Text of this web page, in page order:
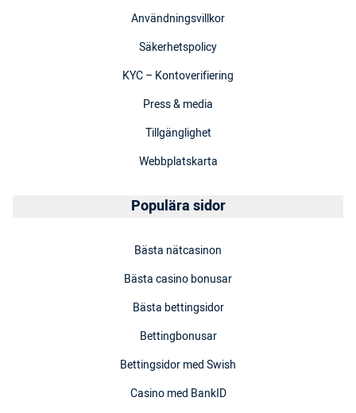
Användningsvillkor
Säkerhetspolicy
KYC – Kontoverifiering
Press & media
Tillgänglighet
Webbplatskarta
Populära sidor
Bästa nätcasinon
Bästa casino bonusar
Bästa bettingsidor
Bettingbonusar
Bettingsidor med Swish
Casino med BankID